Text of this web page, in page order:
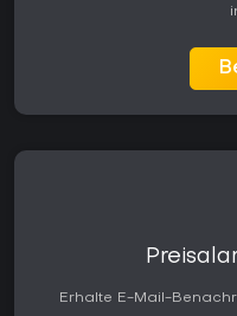
Erhalte E-Mail-